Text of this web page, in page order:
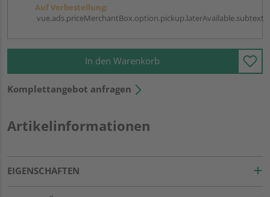
Auf Vorbestellung:
vue.ads.priceMerchantBox.option.pickup.laterAvailable.subtext
In den Warenkorb
Komplettangebot anfragen
Artikelinformationen
EIGENSCHAFTEN